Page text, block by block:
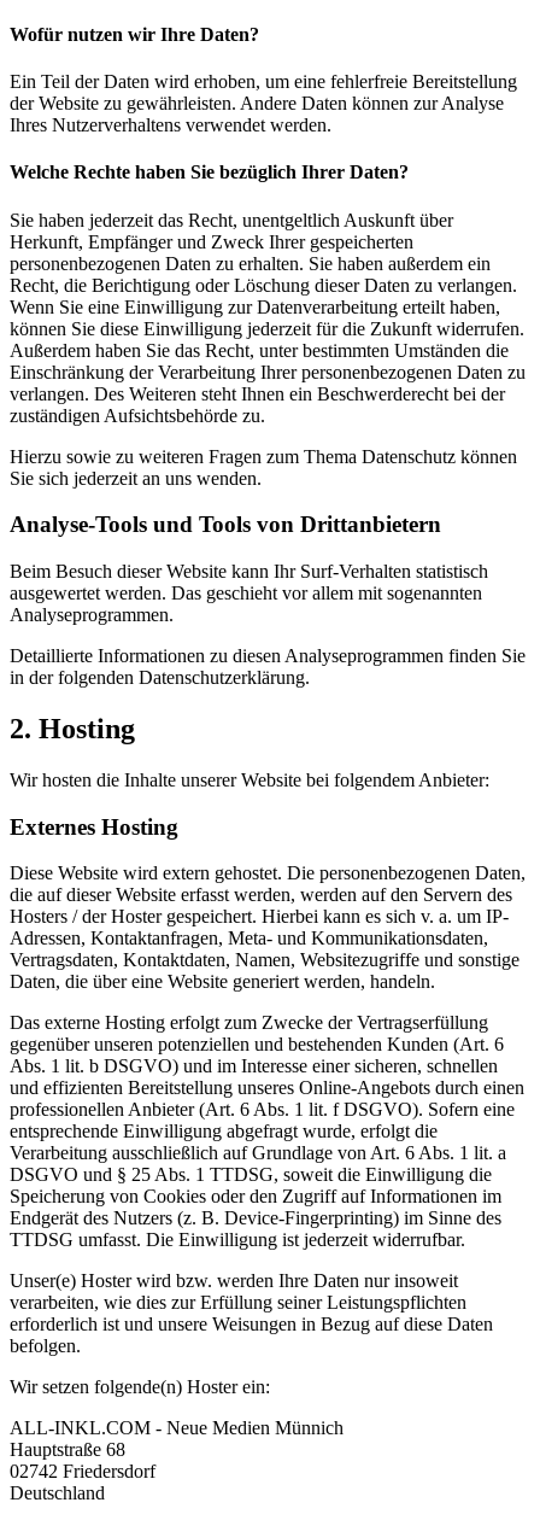
Wofür nutzen wir Ihre Daten?
Ein Teil der Daten wird erhoben, um eine fehlerfreie Bereitstellung
der Website zu gewährleisten. Andere Daten können zur Analyse
Ihres Nutzerverhaltens verwendet werden.
Welche Rechte haben Sie bezüglich Ihrer Daten?
Sie haben jederzeit das Recht, unentgeltlich Auskunft über
Herkunft, Empfänger und Zweck Ihrer gespeicherten
personenbezogenen Daten zu erhalten. Sie haben außerdem ein
Recht, die Berichtigung oder Löschung dieser Daten zu verlangen.
Wenn Sie eine Einwilligung zur Datenverarbeitung erteilt haben,
können Sie diese Einwilligung jederzeit für die Zukunft widerrufen.
Außerdem haben Sie das Recht, unter bestimmten Umständen die
Einschränkung der Verarbeitung Ihrer personenbezogenen Daten zu
verlangen. Des Weiteren steht Ihnen ein Beschwerderecht bei der
zuständigen Aufsichtsbehörde zu.
Hierzu sowie zu weiteren Fragen zum Thema Datenschutz können
Sie sich jederzeit an uns wenden.
Analyse-Tools und Tools von Dritt­anbietern
Beim Besuch dieser Website kann Ihr Surf-Verhalten statistisch
ausgewertet werden. Das geschieht vor allem mit sogenannten
Analyseprogrammen.
Detaillierte Informationen zu diesen Analyseprogrammen finden Sie
in der folgenden Datenschutzerklärung.
2. Hosting
Wir hosten die Inhalte unserer Website bei folgendem Anbieter:
Externes Hosting
Diese Website wird extern gehostet. Die personenbezogenen Daten,
die auf dieser Website erfasst werden, werden auf den Servern des
Hosters / der Hoster gespeichert. Hierbei kann es sich v. a. um IP-
Adressen, Kontaktanfragen, Meta- und Kommunikationsdaten,
Vertragsdaten, Kontaktdaten, Namen, Websitezugriffe und sonstige
Daten, die über eine Website generiert werden, handeln.
Das externe Hosting erfolgt zum Zwecke der Vertragserfüllung
gegenüber unseren potenziellen und bestehenden Kunden (Art. 6
Abs. 1 lit. b DSGVO) und im Interesse einer sicheren, schnellen
und effizienten Bereitstellung unseres Online-Angebots durch einen
professionellen Anbieter (Art. 6 Abs. 1 lit. f DSGVO). Sofern eine
entsprechende Einwilligung abgefragt wurde, erfolgt die
Verarbeitung ausschließlich auf Grundlage von Art. 6 Abs. 1 lit. a
DSGVO und § 25 Abs. 1 TTDSG, soweit die Einwilligung die
Speicherung von Cookies oder den Zugriff auf Informationen im
Endgerät des Nutzers (z. B. Device-Fingerprinting) im Sinne des
TTDSG umfasst. Die Einwilligung ist jederzeit widerrufbar.
Unser(e) Hoster wird bzw. werden Ihre Daten nur insoweit
verarbeiten, wie dies zur Erfüllung seiner Leistungspflichten
erforderlich ist und unsere Weisungen in Bezug auf diese Daten
befolgen.
Wir setzen folgende(n) Hoster ein:
ALL-INKL.COM - Neue Medien Münnich
Hauptstraße 68
02742 Friedersdorf
Deutschland